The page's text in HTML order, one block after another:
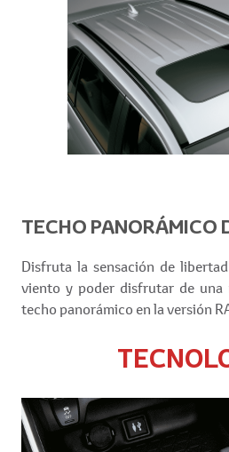
TECHO PANORÁMICO
Disfruta la sensación de
viento y poder disfrutar de una
techo panorámico en la versión